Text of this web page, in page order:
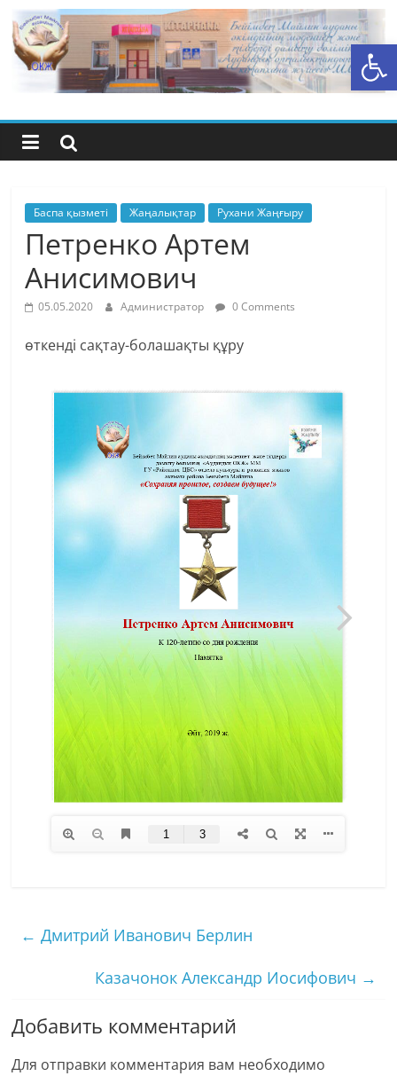
Open toolbar
Skip
to
content
Бейімбет
Майлин
ауданының
орталық
кітапхана
жүйесі
Баспа қызметі Жаңалықтар Рухани Жаңғыру
Петренко Артем
Анисимович
05.05.2020 Администратор 0 Comments
өткенді сақтау-болашақты құру
← Дмитрий Иванович Берлин
Казачонок Александр Иосифович →
Добавить комментарий
Для отправки комментария вам необходимо